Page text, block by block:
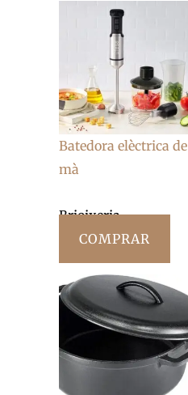
Batedora elèctrica de
mà
Brioixeria
COMPRAR